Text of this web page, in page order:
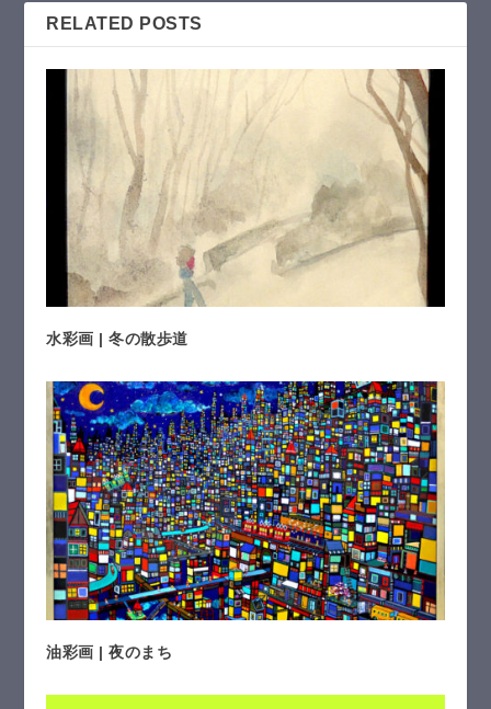
RELATED POSTS
水彩画 | 冬の散歩道
油彩画 | 夜のまち